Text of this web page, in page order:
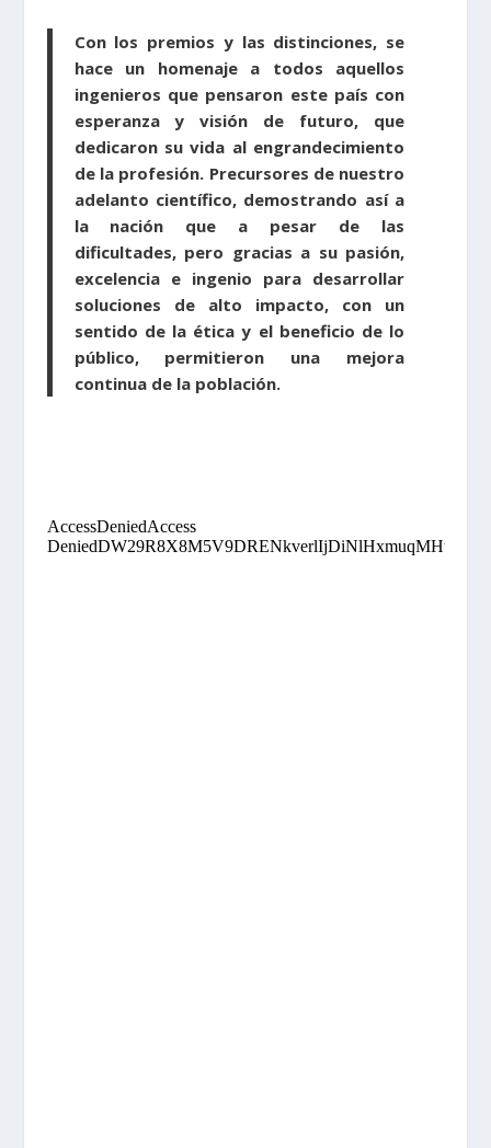
Con los premios y las distinciones, se
hace un homenaje a todos aquellos
ingenieros que pensaron este país con
esperanza y visión de futuro, que
dedicaron su vida al engrandecimiento
de la profesión. Precursores de nuestro
adelanto científico, demostrando así a
la nación que a pesar de las
dificultades, pero gracias a su pasión,
excelencia e ingenio para desarrollar
soluciones de alto impacto, con un
sentido de la ética y el beneficio de lo
público, permitieron una mejora
continua de la población.